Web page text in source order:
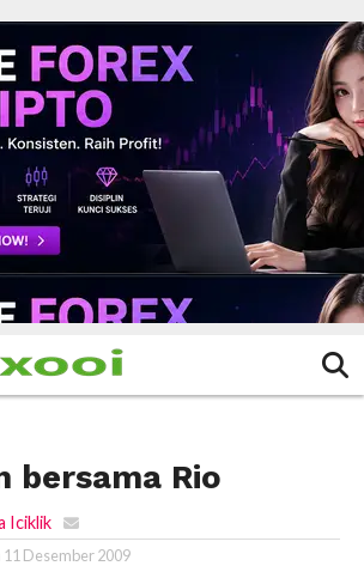
bersama Rio
Iciklik
11 Desember 2009